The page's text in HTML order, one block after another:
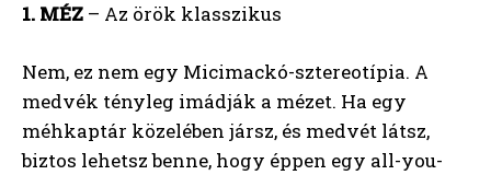
1. MÉZ – Az örök klasszikus
Nem, ez nem egy Micimackó-sztereotípia. A
medvék tényleg imádják a mézet. Ha egy
méhkaptár közelében jársz, és medvét látsz,
biztos lehetsz benne, hogy éppen egy all-you-